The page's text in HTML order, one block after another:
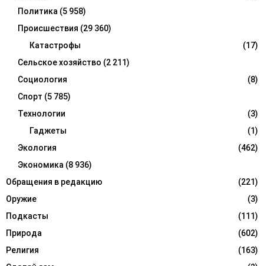
Политика (5 958)
Происшествия (29 360)
Катастрофы
(17)
Сельское хозяйство (2 211)
Социология
(8)
Спорт (5 785)
Технологии
(3)
Гаджеты
(1)
Экология
(462)
Экономика (8 936)
Обращения в редакцию
(221)
Оружие
(3)
Подкасты
(111)
Природа
(602)
Религия
(163)